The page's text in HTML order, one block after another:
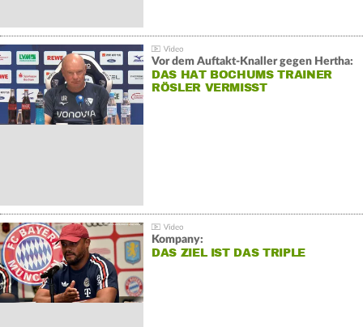
Vor dem Auftakt-Knaller gegen Hertha:
DAS HAT BOCHUMS TRAINER
RÖSLER VERMISST
Kompany:
DAS ZIEL IST DAS TRIPLE